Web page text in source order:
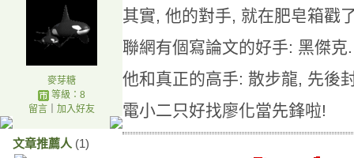
麥芽糖
等級：8
留言｜ 加入好友
文章推薦人 (1)
其實, 他的對手, 就在肥皂箱戳
聯網有個寫論文的好手: 黑傑克.
他和真正的高手: 散步龍, 先後
電小二只好找廖化當先鋒啦!